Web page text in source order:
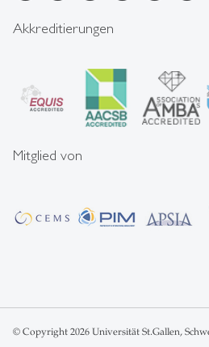
Akkreditierungen
Mitglied von
© Copyright 2026 Universität St.Gallen,